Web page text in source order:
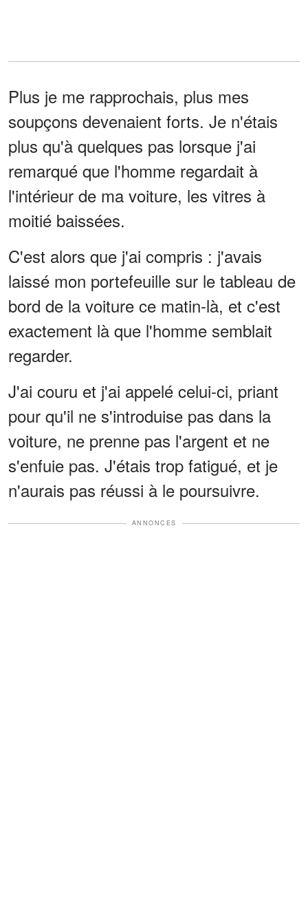
Plus je me rapprochais, plus mes
soupçons devenaient forts. Je n'étais
plus qu'à quelques pas lorsque j'ai
remarqué que l'homme regardait à
l'intérieur de ma voiture, les vitres à
moitié baissées.
C'est alors que j'ai compris : j'avais
laissé mon portefeuille sur le tableau de
bord de la voiture ce matin-là, et c'est
exactement là que l'homme semblait
regarder.
J'ai couru et j'ai appelé celui-ci, priant
pour qu'il ne s'introduise pas dans la
voiture, ne prenne pas l'argent et ne
s'enfuie pas. J'étais trop fatigué, et je
n'aurais pas réussi à le poursuivre.
ANNONCES